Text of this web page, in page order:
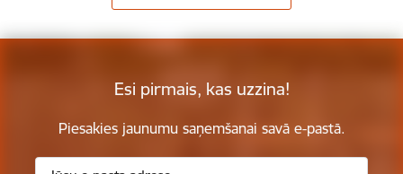
Esi pirmais, kas uzzina!
Piesakies jaunumu saņemšanai savā e-pastā.